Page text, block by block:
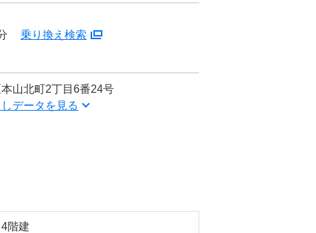
乗り換え検索
山北町2丁目6番24号
データを見る
4階建